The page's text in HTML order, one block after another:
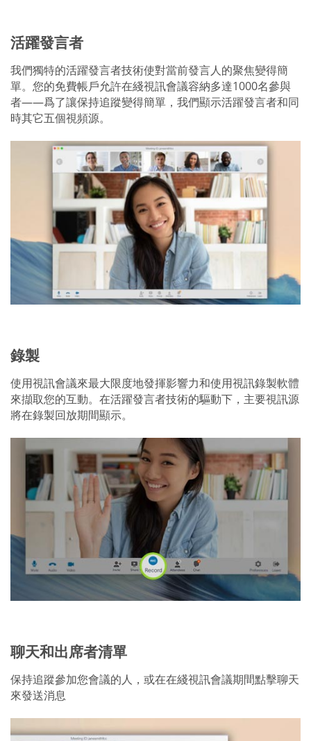
活躍發言者
我們獨特的活躍發言者技術使對當前發言人的聚焦變得簡
單。您的免費帳戶允許在綫視訊會議容納多達1000名參與
者——爲了讓保持追蹤變得簡單，我們顯示活躍發言者和同
時其它五個視頻源。
錄製
使用視訊會議來最大限度地發揮影響力和使用視訊錄製軟體
來擷取您的互動。在活躍發言者技術的驅動下，主要視訊源
將在錄製回放期間顯示。
聊天和出席者清單
保持追蹤參加您會議的人，或在在綫視訊會議期間點擊聊天
來發送消息